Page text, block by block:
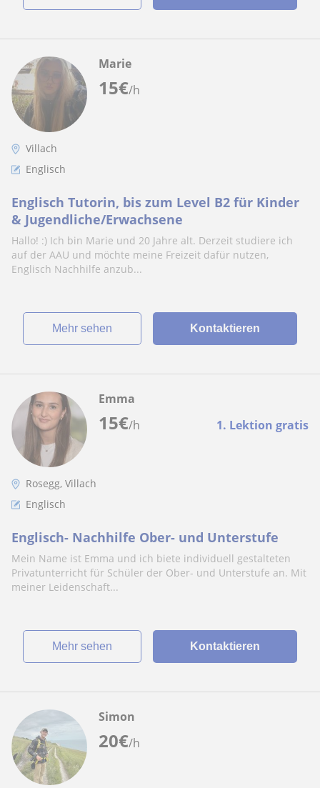
15€/h
Marie
Villach
Englisch
Englisch Tutorin, bis zum Level B2 für Kinder
& Jugendliche/Erwachsene
Hallo! :) Ich bin Marie und 20 Jahre alt. Derzeit studiere ich
auf der AAU und möchte meine Freizeit dafür nutzen,
Englisch Nachhilfe anzub...
Mehr sehen Kontaktieren
15€/h 1. Lektion gratis
Emma
Rosegg, Villach
Englisch
Englisch- Nachhilfe Ober- und Unterstufe
Mein Name ist Emma und ich biete individuell gestalteten
Privatunterricht für Schüler der Ober- und Unterstufe an. Mit
meiner Leidenschaft...
Mehr sehen Kontaktieren
20€/h
Simon